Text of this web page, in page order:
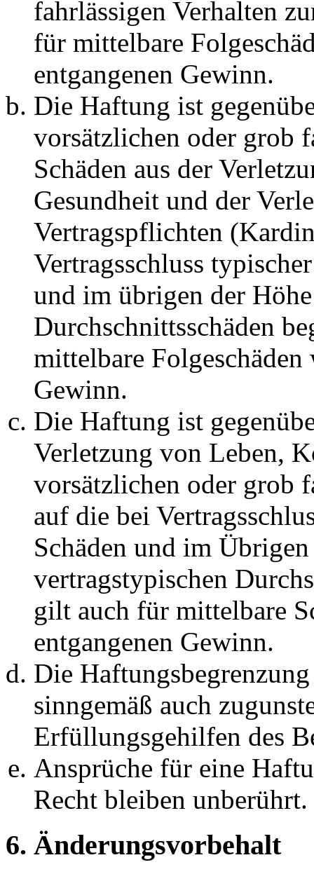
fahrlässigen Verhalten
für mittelbare
entgangenen Gewinn.
Die Haftung ist
vorsätzlichen oder grob
Schäden aus der
Gesundheit und der
Vertragspflichten
Vertragsschluss
und im übrigen der
Durchschnittsschäden
mittelbare Folgeschäden
Gewinn.
Die Haftung ist
Verletzung von Leben,
vorsätzlichen oder grob
auf die bei
Schäden und im
vertragstypischen
gilt auch für mittelbare
entgangenen Gewinn.
Die
sinngemäß auch
Erfüllungsgehilfen des
Ansprüche für eine
Recht bleiben unberührt.
6. Änderungsvorbehalt